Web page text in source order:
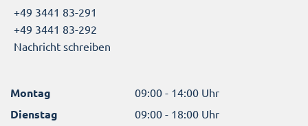
+49 3441 83-291
+49 3441 83-292
Nachricht schreiben
Montag 09:00 - 14:00 Uhr
Dienstag 09:00 - 18:00 Uhr